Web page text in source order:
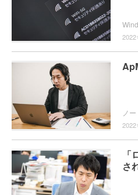
さ